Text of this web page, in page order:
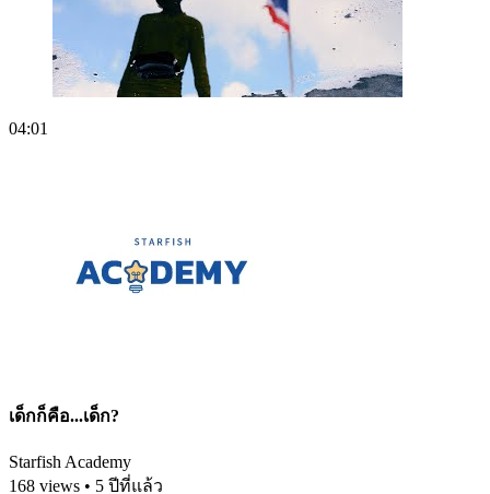
04:01
เด็กก็คือ...เด็ก?
Starfish Academy
168 views • 5 ปีที่แล้ว